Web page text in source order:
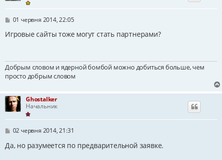
П
в
м
л
е
я
01 червня 2014, 22:05
Игровые сайты тоже могут стать партнерами?
Добрым словом и ядерной бомбой можно добиться больше, чем
просто добрым словом
Ghostalker
Начальник
П
в
02 червня 2014, 21:31
Да, но разумеется по предварительной заявке.